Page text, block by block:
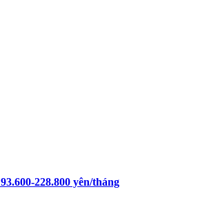
228.800 yên/tháng